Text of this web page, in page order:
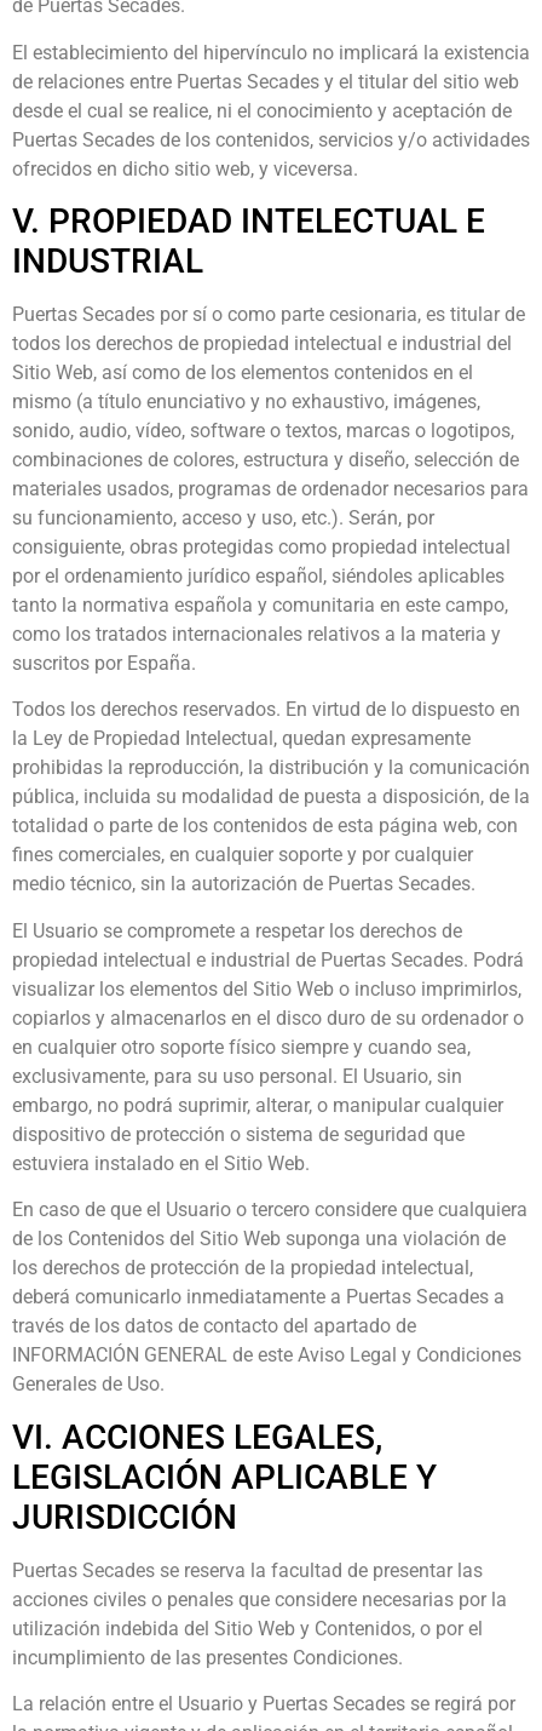
de Puertas Secades.
El establecimiento del hipervínculo no implicará la existencia
de relaciones entre Puertas Secades y el titular del sitio web
desde el cual se realice, ni el conocimiento y aceptación de
Puertas Secades de los contenidos, servicios y/o actividades
ofrecidos en dicho sitio web, y viceversa.
V. PROPIEDAD INTELECTUAL E
INDUSTRIAL
Puertas Secades por sí o como parte cesionaria, es titular de
todos los derechos de propiedad intelectual e industrial del
Sitio Web, así como de los elementos contenidos en el
mismo (a título enunciativo y no exhaustivo, imágenes,
sonido, audio, vídeo, software o textos, marcas o logotipos,
combinaciones de colores, estructura y diseño, selección de
materiales usados, programas de ordenador necesarios para
su funcionamiento, acceso y uso, etc.). Serán, por
consiguiente, obras protegidas como propiedad intelectual
por el ordenamiento jurídico español, siéndoles aplicables
tanto la normativa española y comunitaria en este campo,
como los tratados internacionales relativos a la materia y
suscritos por España.
Todos los derechos reservados. En virtud de lo dispuesto en
la Ley de Propiedad Intelectual, quedan expresamente
prohibidas la reproducción, la distribución y la comunicación
pública, incluida su modalidad de puesta a disposición, de la
totalidad o parte de los contenidos de esta página web, con
fines comerciales, en cualquier soporte y por cualquier
medio técnico, sin la autorización de Puertas Secades.
El Usuario se compromete a respetar los derechos de
propiedad intelectual e industrial de Puertas Secades. Podrá
visualizar los elementos del Sitio Web o incluso imprimirlos,
copiarlos y almacenarlos en el disco duro de su ordenador o
en cualquier otro soporte físico siempre y cuando sea,
exclusivamente, para su uso personal. El Usuario, sin
embargo, no podrá suprimir, alterar, o manipular cualquier
dispositivo de protección o sistema de seguridad que
estuviera instalado en el Sitio Web.
En caso de que el Usuario o tercero considere que cualquiera
de los Contenidos del Sitio Web suponga una violación de
los derechos de protección de la propiedad intelectual,
deberá comunicarlo inmediatamente a Puertas Secades a
través de los datos de contacto del apartado de
INFORMACIÓN GENERAL de este Aviso Legal y Condiciones
Generales de Uso.
VI. ACCIONES LEGALES,
LEGISLACIÓN APLICABLE Y
JURISDICCIÓN
Puertas Secades se reserva la facultad de presentar las
acciones civiles o penales que considere necesarias por la
utilización indebida del Sitio Web y Contenidos, o por el
incumplimiento de las presentes Condiciones.
La relación entre el Usuario y Puertas Secades se regirá por